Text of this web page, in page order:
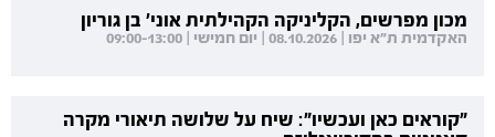
מכון מפרשים, הקליניקה הקהילתית אוני' בן גוריון
האקדמית ת"א יפו | 08.10.2026 | יום חמישי | 09:00-13:00
"קוראים כאן ועכשיו": שיח על שלושה תיאורי מקרה